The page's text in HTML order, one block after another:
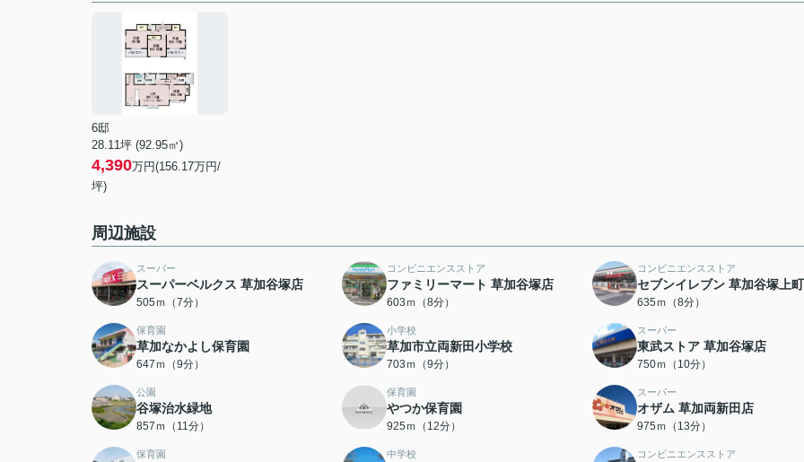
6邸
28.11坪 (92.95㎡)
4,390万円(156.17万円/
坪)
周辺施設
スーパー
スーパーベルクス 草加谷塚店
505ｍ（7分）
コンビニエンスストア
ファミリーマート 草加谷塚店
603ｍ（8分）
コンビニエンスストア
セブンイレブン 草加谷塚上
635ｍ（8分）
保育園
草加なかよし保育園
647ｍ（9分）
小学校
草加市立両新田小学校
703ｍ（9分）
スーパー
東武ストア 草加谷塚店
750ｍ（10分）
公園
谷塚治水緑地
857ｍ（11分）
保育園
やつか保育園
925ｍ（12分）
スーパー
オザム 草加両新田店
975ｍ（13分）
保育園 中学校 コンビニエンスストア